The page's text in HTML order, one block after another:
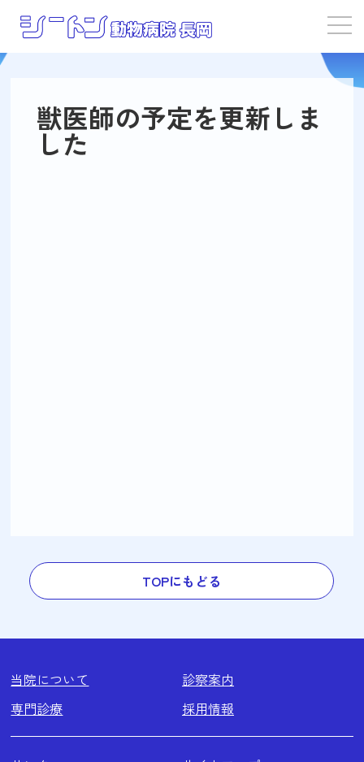
獣医師の予定を更新しま
した
TOPにもどる
当院について
診察案内
専門診療
採用情報